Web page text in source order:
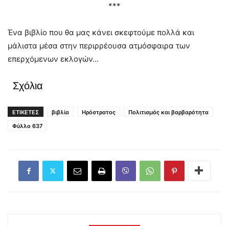
***
Ένα βιβλίο που θα μας κάνει σκεφτούμε πολλά και
μάλιστα μέσα στην περιρρέουσα ατμόσφαιρα των
επερχόμενων εκλογών…
Σχόλια
ΕΤΙΚΕΤΕΣ βιβλία Ηρόστρατος
Πολιτισμός και βαρβαρότητα
Φύλλο 637